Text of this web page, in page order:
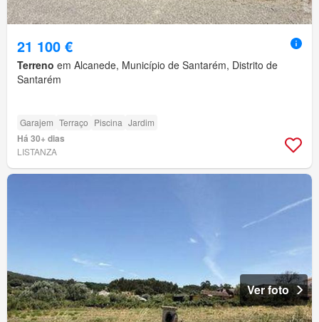
21 100 €
Terreno em Alcanede, Município de Santarém, Distrito de
Santarém
Garajem Terraço Piscina Jardim
Há 30+ dias
LISTANZA
Ver foto